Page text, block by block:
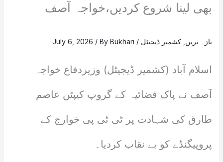
بھی لینا شروع کردیں،خواجہ آصف
تازہ ترین کشمیر ڈیجیٹل /
July 6, 2026 / ByBukhari
اسلام آباد (کشمیر ڈیجیٹل) وزیردفاع خواجہ
آصف نے پاک فضائیہ کے گروپ کیپٹن عاصم
طارق کی شہادت پر ٹی ٹی پی خوارج کے
پروپیگنڈے کو بے نقاب کردیا۔